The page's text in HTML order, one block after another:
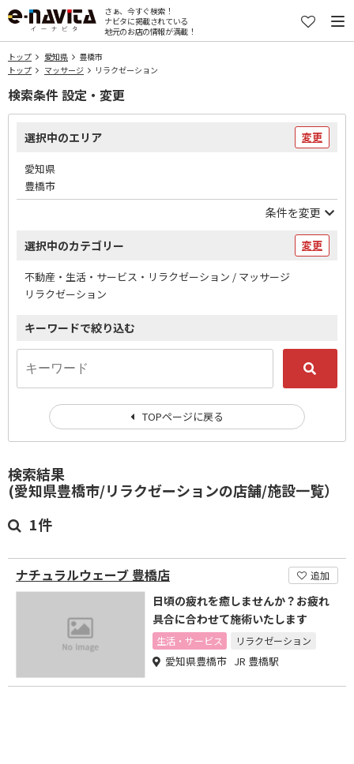
さぁ、今すぐ検索！
ナビタに掲載されている
地元のお店の情報が満載！
トップ 愛知県
豊橋市
トップ
マッサージ リラクゼーション
検索結果
(愛知県豊橋市/リラクゼーションの店舗/施設一覧）
1件
ナチュラルウェーブ 豊橋店 追加
日頃の疲れを癒しませんか？お疲れ
具合に合わせて施術いたします
生活・サービス リラクゼーション
愛知県豊橋市 JR 豊橋駅
検索条件 設定・変更
選択中のエリア 変更
愛知県
豊橋市
条件を変更
選択中のカテゴリー 変更
不動産・生活・サービス・リラクゼーション / マッサージ
リラクゼーション
キーワードで絞り込む
TOPページに戻る